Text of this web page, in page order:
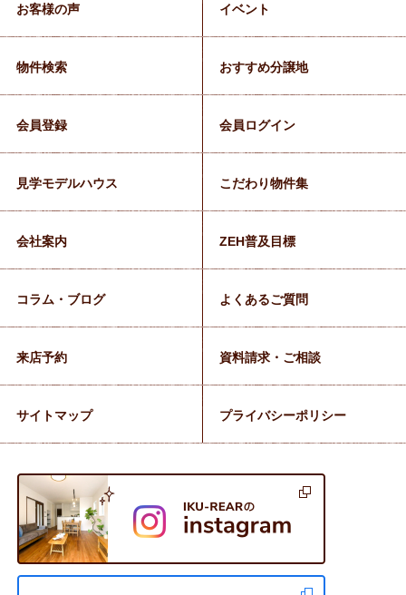
お客様の声 イベント
物件検索 おすすめ分譲地
会員登録 会員ログイン
見学モデルハウス こだわり物件集
会社案内 ZEH普及目標
コラム・ブログ よくあるご質問
来店予約 資料請求・ご相談
サイトマップ プライバシーポリシー